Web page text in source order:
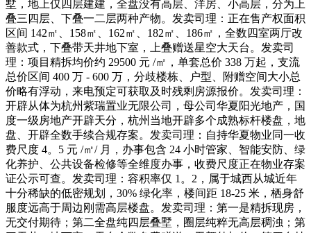
墅，地上仅四层建建，全盘没有高层、洋房、小高层，分为上
叠三四层、下叠一二层两种产物。发卖司理：正在售产权面积
区间 142㎡、158㎡、162㎡、182㎡、186㎡，全数四室两厅改
善款式，下叠带天井地下室，上叠赠送星空大天台。发卖司
理：项目精拆均价约 29500 元 /㎡，单套总价 338 万起，支流
总价区间 400 万 - 600 万，分歧楼栋、户型、附赠空间大小总
价略有浮动，来电预定可获取及时残剩房源报价。发卖司理：
开辟从体为杭州紫瑞置业无限公司，母公司华夏阳光地产，国
度一级房地产开辟天分，杭州当地开辟多个成熟标杆楼盘，地
盘、开辟全数手续合规存案。发卖司理：自持华夏物业同一收
费尺度 4。5 元 /㎡/ 月，办事包含 24 小时管家、智能安防、绿
化养护、公共设备检修等全维度办事，收费尺度正在物业存案
证公示可查。发卖司理：容积率仅 1。2，属于城西从城近年
十分稀缺的低密规划，30% 绿化率，楼间距 18-25 米，栖身舒
服度远高于周边刚需高层楼盘。发卖司理：第一是精拆现房，
无交付期待；第二全盘纯四层叠墅，圈层纯粹无高层稠浊；第